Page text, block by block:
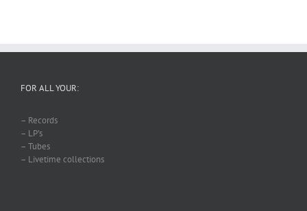
FOR ALL YOUR:
– Records
– LP’s
– Tubes
– Livetime collections